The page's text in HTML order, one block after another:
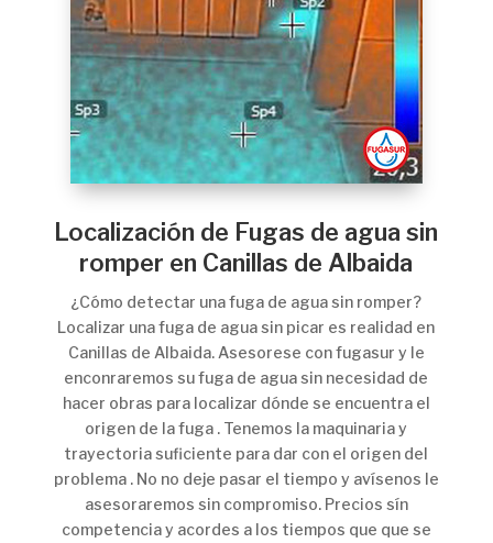
Localización de Fugas de agua sin
romper en Canillas de Albaida
¿Cómo detectar una fuga de agua sin romper?
Localizar una fuga de agua sin picar es realidad en
Canillas de Albaida. Asesorese con fugasur y le
enconraremos su fuga de agua sin necesidad de
hacer obras para localizar dónde se encuentra el
origen de la fuga . Tenemos la maquinaria y
trayectoria suficiente para dar con el origen del
problema . No no deje pasar el tiempo y avísenos le
asesoraremos sin compromiso. Precios sín
competencia y acordes a los tiempos que que se